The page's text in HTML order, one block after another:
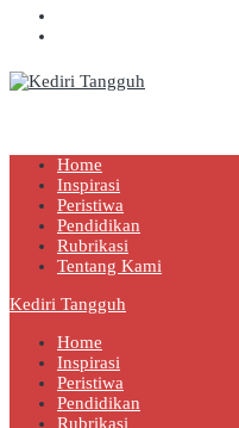
Home
Inspirasi
Peristiwa
Pendidikan
Rubrikasi
Tentang Kami
Kediri Tangguh
Home
Inspirasi
Peristiwa
Pendidikan
Rubrikasi